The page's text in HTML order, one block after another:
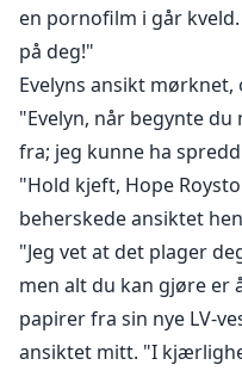
en pornofilm i går
på deg!"
Evelyns ansikt
"Evelyn, når begynte
fra; jeg kunne ha
"Hold kjeft, Hope
beherskede ansiktet
"Jeg vet at det plager
men alt du kan gjøre er
papirer fra sin nye LV-
ansiktet mitt. "I